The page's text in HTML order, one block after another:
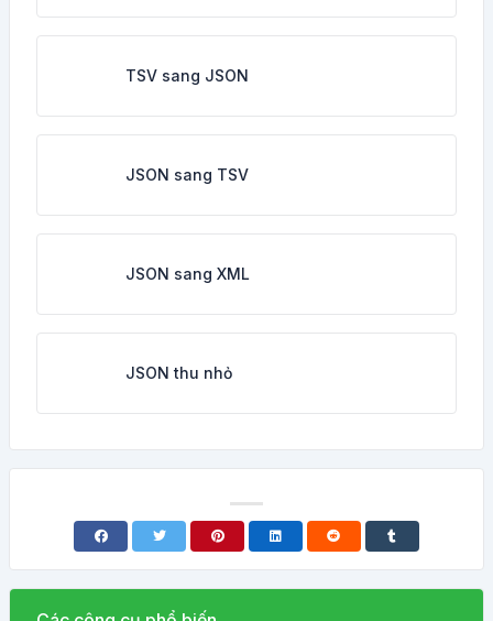
TSV sang JSON
JSON sang TSV
JSON sang XML
JSON thu nhỏ